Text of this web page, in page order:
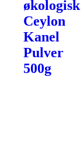
økologisk
Ceylon
Kanel
Pulver
500g